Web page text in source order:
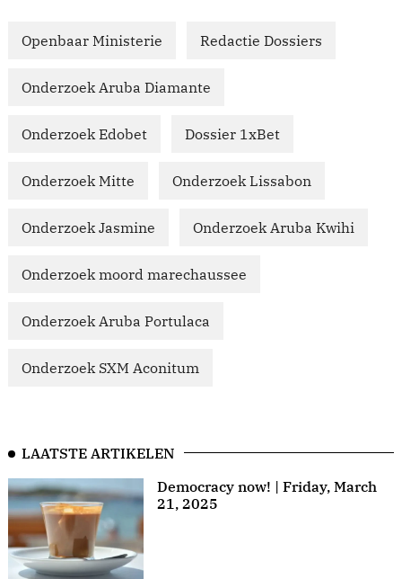
Openbaar Ministerie Redactie Dossiers
Onderzoek Aruba Diamante
Onderzoek Edobet Dossier 1xBet
Onderzoek Mitte Onderzoek Lissabon
Onderzoek Jasmine Onderzoek Aruba Kwihi
Onderzoek moord marechaussee
Onderzoek Aruba Portulaca
Onderzoek SXM Aconitum
LAATSTE ARTIKELEN
Democracy now! | Friday, March
21, 2025